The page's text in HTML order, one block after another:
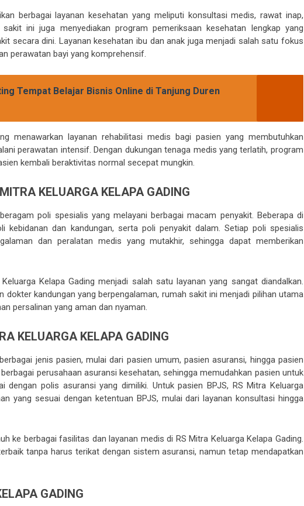
berbagai layanan kesehatan yang meliputi konsultasi medis, rawat inap,
ini juga menyediakan program pemeriksaan kesehatan lengkap yang
secara dini. Layanan kesehatan ibu dan anak juga menjadi salah satu fokus
perawatan bayi yang komprehensif.
Tempat Belajar Bisnis Online di Tanjung Duren
menawarkan layanan rehabilitasi medis bagi pasien yang membutuhkan
perawatan intensif. Dengan dukungan tenaga medis yang terlatih, program
kembali beraktivitas normal secepat mungkin.
KELUARGA KELAPA GADING
poli spesialis yang melayani berbagai macam penyakit. Beberapa di
kebidanan dan kandungan, serta poli penyakit dalam. Setiap poli spesialis
dan peralatan medis yang mutakhir, sehingga dapat memberikan
Kelapa Gading menjadi salah satu layanan yang sangat diandalkan.
dokter kandungan yang berpengalaman, rumah sakit ini menjadi pilihan utama
persalinan yang aman dan nyaman.
KELUARGA KELAPA GADING
jenis pasien, mulai dari pasien umum, pasien asuransi, hingga pasien
perusahaan asuransi kesehatan, sehingga memudahkan pasien untuk
dengan polis asuransi yang dimiliki. Untuk pasien BPJS, RS Mitra Keluarga
yang sesuai dengan ketentuan BPJS, mulai dari layanan konsultasi hingga
ke berbagai fasilitas dan layanan medis di RS Mitra Keluarga Kelapa Gading.
tanpa harus terikat dengan sistem asuransi, namun tetap mendapatkan
GADING